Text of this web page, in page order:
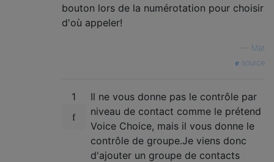
bouton lors de la numérotation pour choisir
d'où appeler!
Mat
source
1
Il ne vous donne pas le contrôle par
niveau de contact comme le prétend
Voice Choice, mais il vous donne le
contrôle de groupe.Je viens donc
d'ajouter un groupe de contacts